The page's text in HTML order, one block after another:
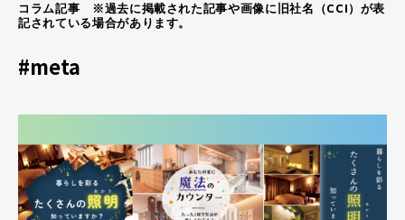
コラム記事 ※過去に掲載された記事や画像に旧社名（CCI）が表
記されている場合があります。
#meta